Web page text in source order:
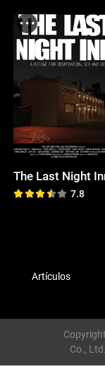
The Last Night
7.8
Artículos
Co.,